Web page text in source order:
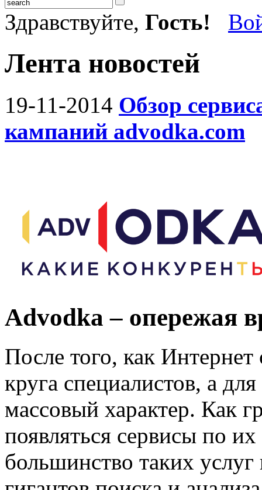
Здравствуйте, Гость!
Лента новостей
19-11-2014 Обзор
кампаний advodka.com
Advodka – опережая
После того, как Интернет
круга специалистов, а
массовый характер. Как
появляться сервисы по
большинство таких